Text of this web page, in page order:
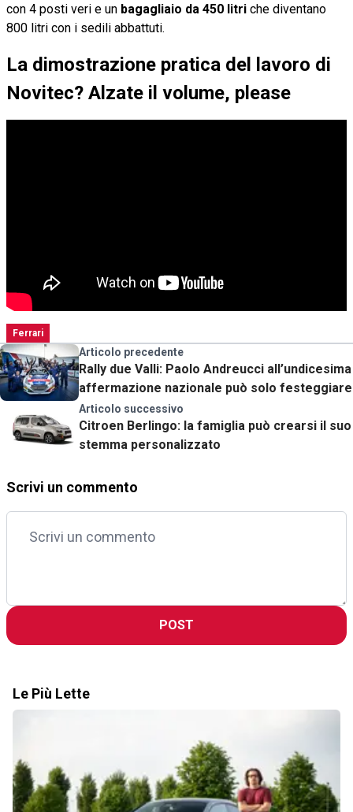
con 4 posti veri e un bagagliaio da 450 litri che diventano
800 litri con i sedili abbattuti.
La dimostrazione pratica del lavoro di
Novitec? Alzate il volume, please
Ferrari
Articolo precedente
Rally due Valli: Paolo Andreucci all’undicesima
affermazione nazionale può solo festeggiare
Articolo successivo
Citroen Berlingo: la famiglia può crearsi il suo
stemma personalizzato
Scrivi un commento
POST
Le Più Lette